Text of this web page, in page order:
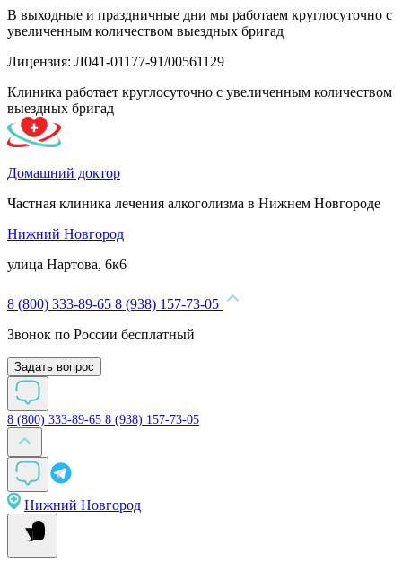
В выходные и праздничные дни мы работаем круглосуточно с
увеличенным количеством выездных бригад
Лицензия: Л041-01177-91/00561129
Клиника работает круглосуточно с увеличенным количеством
выездных бригад
Домашний доктор
Частная клиника лечения алкоголизма в Нижнем Новгороде
Нижний Новгород
улица Нартова, 6к6
8 (800) 333-89-65 8 (938) 157-73-05
Звонок по России бесплатный
Задать вопрос
8 (800) 333-89-65 8 (938) 157-73-05
Нижний Новгород